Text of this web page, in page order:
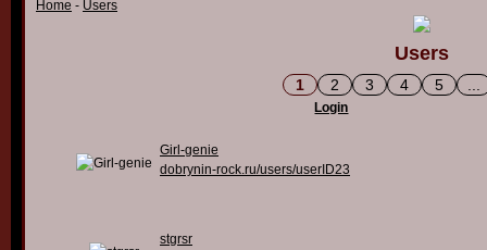
Home - Users
Users
1 2 3 4 5
Login
Girl-genie
dobrynin-rock.ru/users/userID23
stgrsr